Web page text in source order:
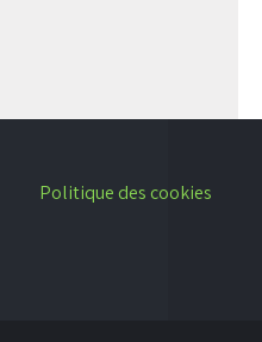
Politique des cookies